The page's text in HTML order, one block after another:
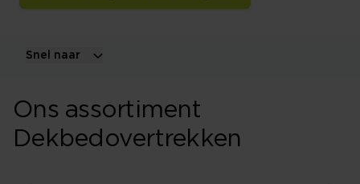
Snel naar
Ons assortiment
Dekbedovertrekken